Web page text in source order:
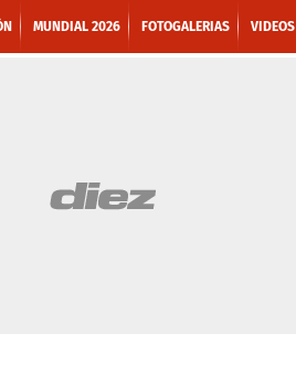
MUNDIAL 2026 FOTOGALERIAS VIDEOS